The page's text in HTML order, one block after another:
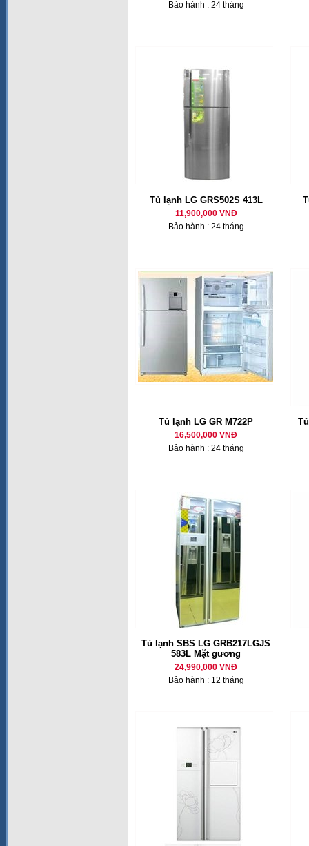
Bảo hành : 24 tháng
Tủ lạnh LG GRS502S 413L
11,900,000 VNĐ
Bảo hành : 24 tháng
Tủ lạnh LG GR M722P
16,500,000 VNĐ
Bảo hành : 24 tháng
Tủ lạnh SBS LG GRB217LGJS
583L Mặt gương
24,990,000 VNĐ
Bảo hành : 12 tháng